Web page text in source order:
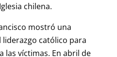
chilena.
mostró una
católico para
las víctimas. En abril de